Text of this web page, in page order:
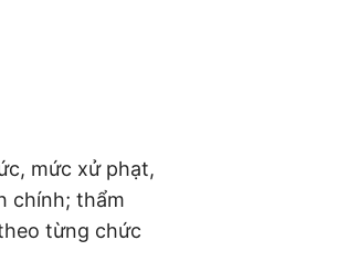
mức xử phạt,
chính; thẩm
từng chức